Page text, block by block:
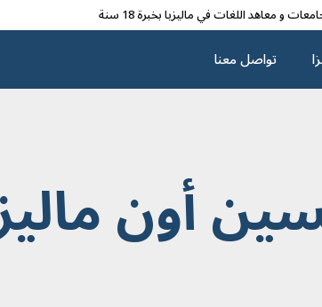
و معاهد اللغات في مالیزیا بخبرة 18 سنة
تواصل معنا
أون